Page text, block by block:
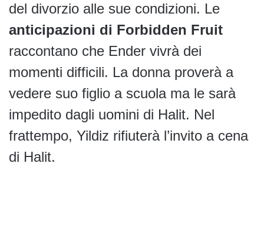
del divorzio alle sue condizioni. Le
anticipazioni di Forbidden Fruit
raccontano che Ender vivrà dei
momenti difficili. La donna proverà a
vedere suo figlio a scuola ma le sarà
impedito dagli uomini di Halit. Nel
frattempo, Yildiz rifiuterà l’invito a cena
di Halit.